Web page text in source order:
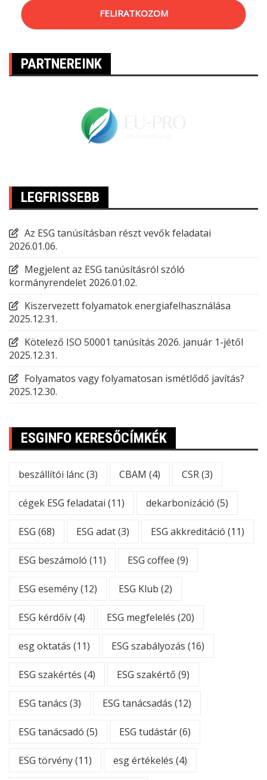
FELIRATKOZOM
PARTNEREINK
LEGFRISSEBB
Az ESG tanúsításban részt vevők feladatai
2026.01.06.
Megjelent az ESG tanúsításról szóló
kormányrendelet 2026.01.02.
Kiszervezett folyamatok energiafelhasználása
2025.12.31.
Kötelező ISO 50001 tanúsítás 2026. január 1-jétől
2025.12.31.
Folyamatos vagy folyamatosan ismétlődő javítás?
2025.12.30.
ESGINFO KERESŐCÍMKÉK
beszállítói lánc(3) CBAM (4) CSR(3)
cégek ESG feladatai (11) dekarbonizáció (5)
ESG (68) ESG adat(3) ESG akkreditáció (11)
ESG beszámoló (11) ESG coffee (9)
ESG esemény(12) ESG Klub (2)
ESG kérdőív(4) ESG megfelelés (20)
esg oktatás (11) ESG szabályozás (16)
ESG szakértés (4) ESG szakértő (9)
ESG tanács (3) ESG tanácsadás (12)
ESG tanácsadó (5) ESG tudástár(6)
ESG törvény(11) esg értékelés (4)